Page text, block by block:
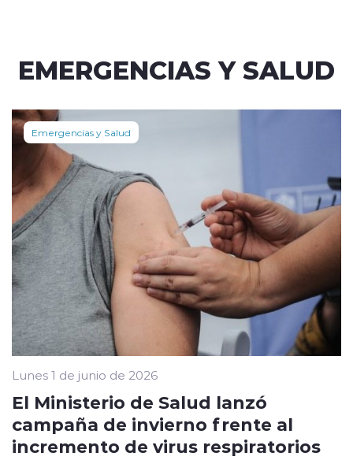
EMERGENCIAS Y SALUD
Emergencias y Salud
Lunes 1 de junio de 2026
El Ministerio de Salud lanzó
campaña de invierno frente al
incremento de virus respiratorios